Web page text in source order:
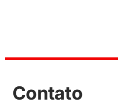
Contato